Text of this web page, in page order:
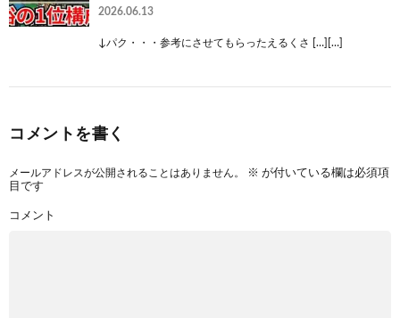
2026.06.13
↓パク・・・参考にさせてもらったえるくさ […][…]
コメントを書く
メールアドレスが公開されることはありません。 ※ が付いている欄は必須項
目です
コメント